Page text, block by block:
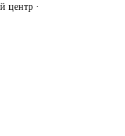
центр ·